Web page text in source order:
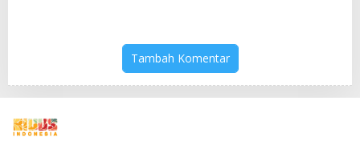
Tambah Komentar